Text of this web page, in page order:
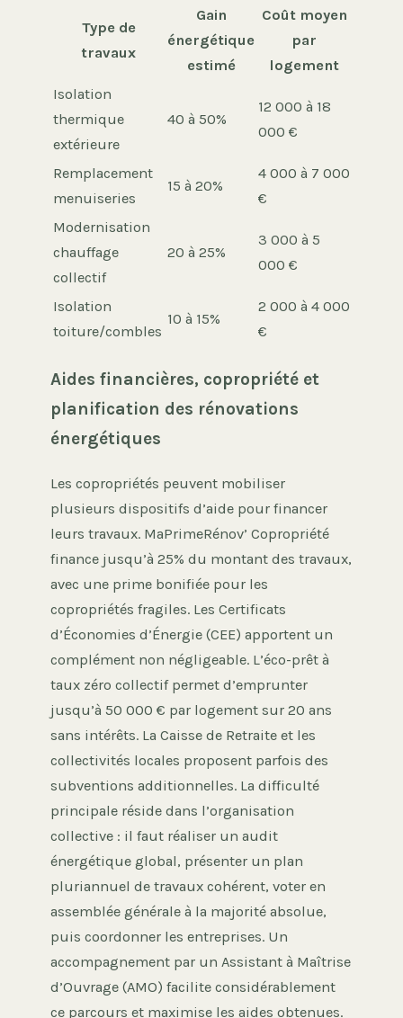
Type de
travaux
Gain
énergétique
estimé
Coût moyen
par
logement
Isolation
thermique
extérieure
40 à 50%
12 000 à 18
000 €
Remplacement
menuiseries
15 à 20%
4 000 à 7 000
€
Modernisation
chauffage
collectif
20 à 25%
3 000 à 5
000 €
Isolation
toiture/combles
10 à 15%
2 000 à 4 000
€
Aides financières, copropriété et
planification des rénovations
énergétiques
Les copropriétés peuvent mobiliser
plusieurs dispositifs d’aide pour financer
leurs travaux. MaPrimeRénov’ Copropriété
finance jusqu’à 25% du montant des travaux,
avec une prime bonifiée pour les
copropriétés fragiles. Les Certificats
d’Économies d’Énergie (CEE) apportent un
complément non négligeable. L’éco-prêt à
taux zéro collectif permet d’emprunter
jusqu’à 50 000 € par logement sur 20 ans
sans intérêts. La Caisse de Retraite et les
collectivités locales proposent parfois des
subventions additionnelles. La difficulté
principale réside dans l’organisation
collective : il faut réaliser un audit
énergétique global, présenter un plan
pluriannuel de travaux cohérent, voter en
assemblée générale à la majorité absolue,
puis coordonner les entreprises. Un
accompagnement par un Assistant à Maîtrise
d’Ouvrage (AMO) facilite considérablement
ce parcours et maximise les aides obtenues.